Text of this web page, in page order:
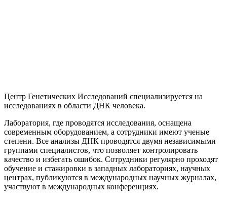
Центр Генетических Исследований специализируется на
исследованиях в области ДНК человека.
Лаборатория, где проводятся исследования, оснащена
современным оборудованием, а сотрудники имеют ученые
степени. Все анализы ДНК проводятся двумя независимыми
группами специалистов, что позволяет контролировать
качество и избегать ошибок. Сотрудники регулярно проходят
обучение и стажировки в западных лабораториях, научных
центрах, публикуются в международных научных журналах,
участвуют в международных конференциях.